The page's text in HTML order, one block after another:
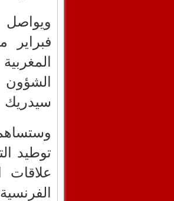
سيدريك
توطيد
علاقات